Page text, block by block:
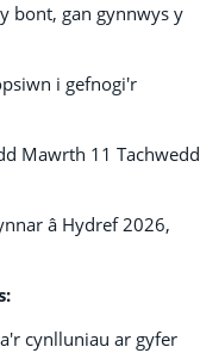
bont, gan gynnwys y
i gefnogi'r
Mawrth 11 Tachwedd
â Hydref 2026,
cynlluniau ar gyfer